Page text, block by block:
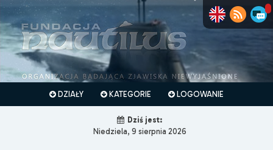
DZIAŁY KATEGORIE LOGOWANIE
Dziś jest:
Niedziela, 9 sierpnia 2026